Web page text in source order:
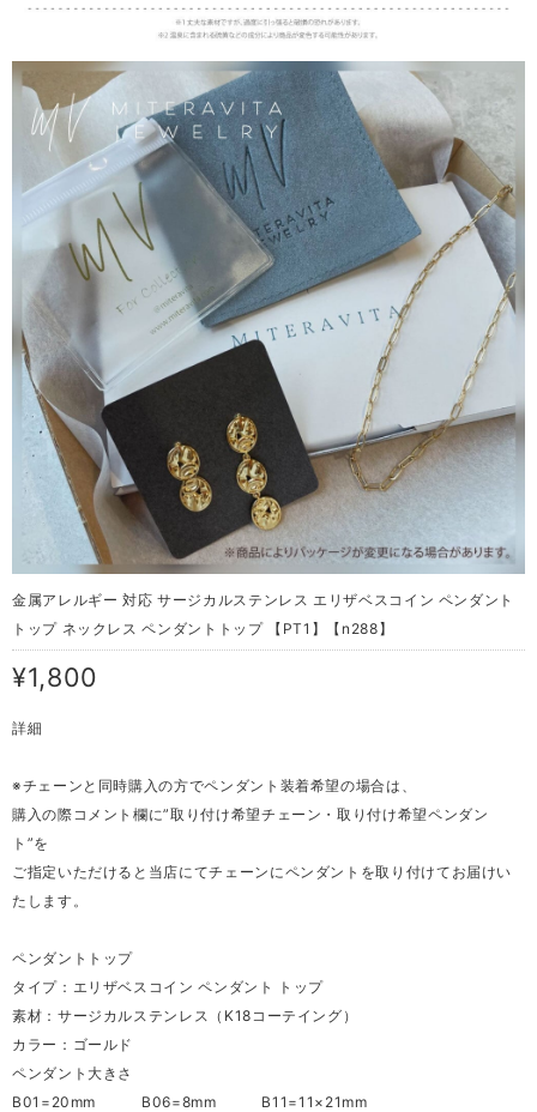
金属アレルギー 対応 サージカルステンレス エリザベスコイン ペンダント
トップ ネックレス ペンダントトップ 【PT1】【n288】
¥1,800
詳細
※チェーンと同時購入の方でペンダント装着希望の場合は、
購入の際コメント欄に”取り付け希望チェーン・取り付け希望ペンダン
ト”を
ご指定いただけると当店にてチェーンにペンダントを取り付けてお届けい
たします。
ペンダントトップ
タイプ：エリザベスコイン ペンダント トップ
素材：サージカルステンレス（K18コーテイング）
カラー：ゴールド
ペンダント大きさ
B01=20mm B06=8mm B11=11×21mm